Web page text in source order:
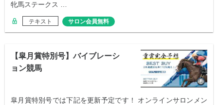
牝馬ステークス …
テキスト サロン会員無料
【皐月賞特別号】バイブレーシ
ョン競馬
皐月賞特別号では下記を更新予定です！ オンラインサロンメン